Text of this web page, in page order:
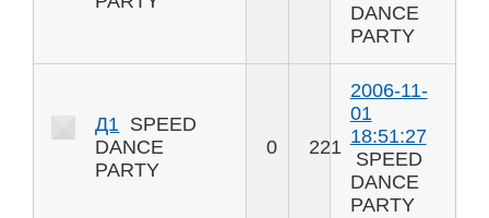
DANCE
PARTY
Д1 SPEED
DANCE
PARTY
0 221
2006-11-
01
18:51:27
SPEED
DANCE
PARTY